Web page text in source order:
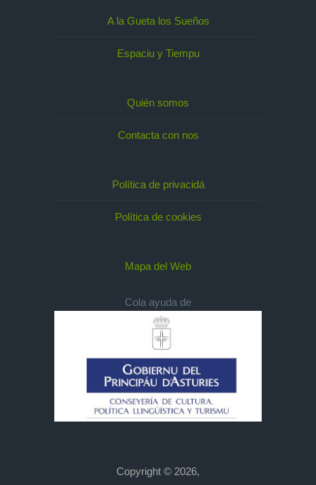
A la Gueta los Sueños
Espaciu y Tiempu
Quién somos
Contacta con nos
Política de privacidá
Política de cookies
Mapa del Web
Cola ayuda de
Copyright © 2026,